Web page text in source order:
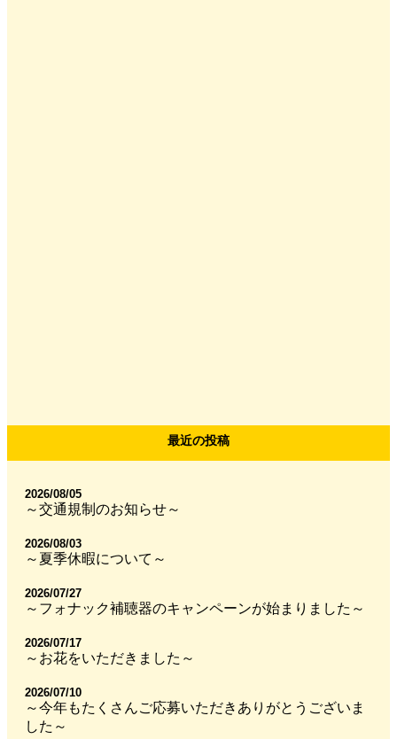
最近の投稿
2026/08/05
～交通規制のお知らせ～
2026/08/03
～夏季休暇について～
2026/07/27
～フォナック補聴器のキャンペーンが始まりました～
2026/07/17
～お花をいただきました～
2026/07/10
～今年もたくさんご応募いただきありがとうございま
した～